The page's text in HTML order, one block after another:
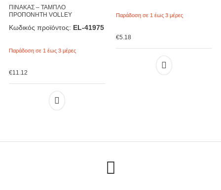
ΠΙΝΑΚΑΣ – ΤΑΜΠΛΟ
ΠΡΟΠΟΝΗΤΗ VOLLEY
Κωδικός προϊόντος: EL-41975
Παράδοση σε 1 έως 3 μέρες
€11.12
Παράδοση σε 1 έως 3 μέρες
€5.18